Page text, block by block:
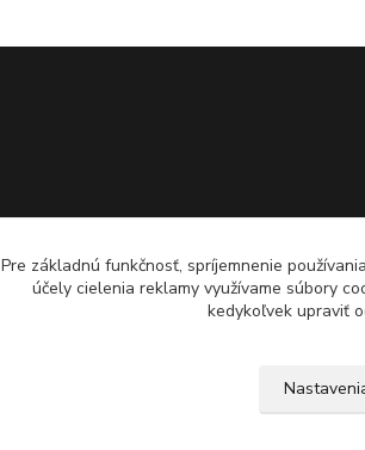
Pre základnú funkčnosť, spríjemnenie
účely cielenia reklamy využívame súbory
kedykoľvek upraviť